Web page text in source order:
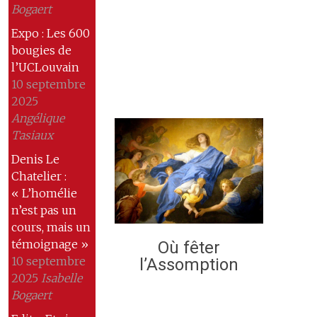
Bogaert
Expo : Les 600
bougies de
l’UCLouvain
10 septembre
2025
Angélique
Tasiaux
Denis Le
Chatelier :
« L’homélie
n’est pas un
cours, mais un
témoignage »
10 septembre
2025 Isabelle
Bogaert
Où fêter
l’Assomption